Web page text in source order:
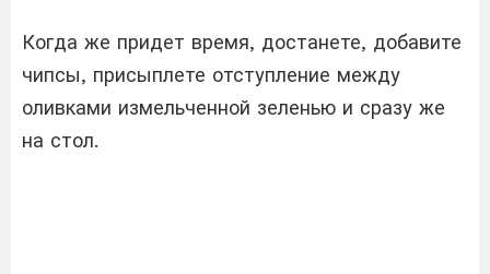
Когда же придет время, достанете, добавите
чипсы, присыплете отступление между
оливками измельченной зеленью и сразу же
на стол.